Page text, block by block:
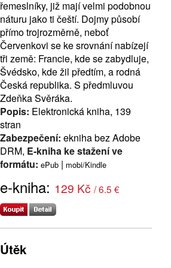
řemeslníky, již mají velmi podobnou
náturu jako ti čeští. Dojmy působí
přímo trojrozměrně, neboť
Červenkovi se ke srovnání nabízejí
tři země: Francie, kde se zabydluje,
Švédsko, kde žil předtím, a rodná
Česká republika. S předmluvou
Zdeňka Svěráka.
Popis: Elektronická kniha, 139
stran
Zabezpečení: ekniha bez Adobe
DRM, E-kniha ke stažení ve
formátu: ePub | mobi/Kindle
e-kniha: 129 Kč / 6.5 €
Útěk